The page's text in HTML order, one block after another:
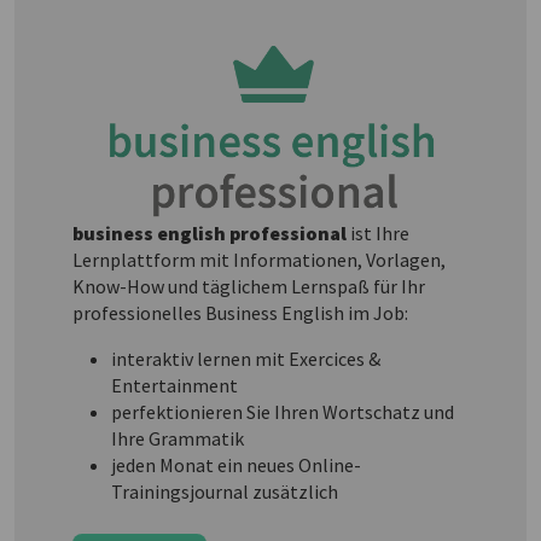
business english professional ist Ihre
Lernplattform mit Informationen, Vorlagen,
Know-How und täglichem Lernspaß für Ihr
professionelles Business English im Job:
interaktiv lernen mit Exercices &
Entertainment
perfektionieren Sie Ihren Wortschatz und
Ihre Grammatik
jeden Monat ein neues Online-
Trainingsjournal zusätzlich